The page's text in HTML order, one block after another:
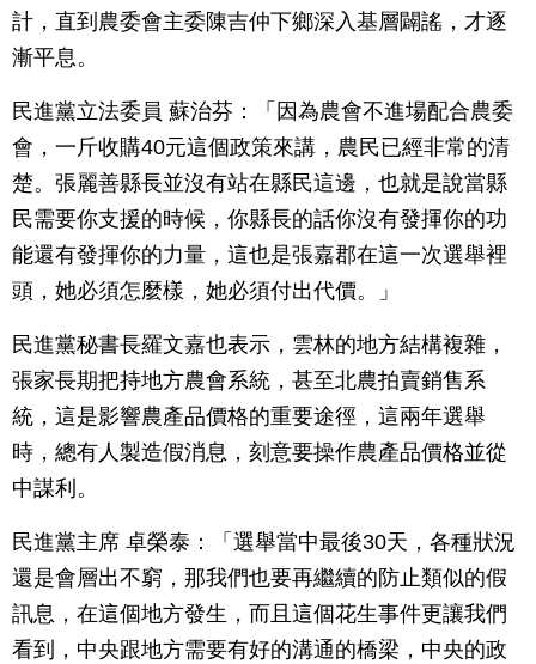
計，直到農委會主委陳吉仲下鄉深入基層闢謠，才逐
漸平息。
民進黨立法委員 蘇治芬：「因為農會不進場配合農委
會，一斤收購40元這個政策來講，農民已經非常的清
楚。張麗善縣長並沒有站在縣民這邊，也就是說當縣
民需要你支援的時候，你縣長的話你沒有發揮你的功
能還有發揮你的力量，這也是張嘉郡在這一次選舉裡
頭，她必須怎麼樣，她必須付出代價。」
民進黨秘書長羅文嘉也表示，雲林的地方結構複雜，
張家長期把持地方農會系統，甚至北農拍賣銷售系
統，這是影響農產品價格的重要途徑，這兩年選舉
時，總有人製造假消息，刻意要操作農產品價格並從
中謀利。
民進黨主席 卓榮泰：「選舉當中最後30天，各種狀況
還是會層出不窮，那我們也要再繼續的防止類似的假
訊息，在這個地方發生，而且這個花生事件更讓我們
看到，中央跟地方需要有好的溝通的橋梁，中央的政